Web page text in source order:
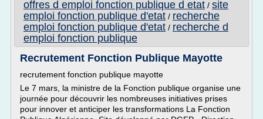
offres d emploi fonction publique d etat / site
emploi fonction publique d'etat / recherche
emploi fonction publique d'etat / recherche d
emploi fonction publique
Recrutement Fonction Publique Mayotte
recrutement fonction publique mayotte
Le 7 mars, la ministre de la Fonction publique organise une
journée pour découvrir les nombreuses initiatives prises
pour innover et anticiper les transformations La Fonction